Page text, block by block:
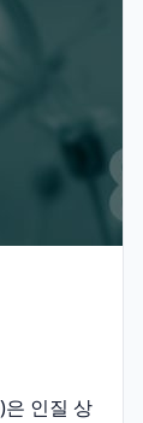
인질 상